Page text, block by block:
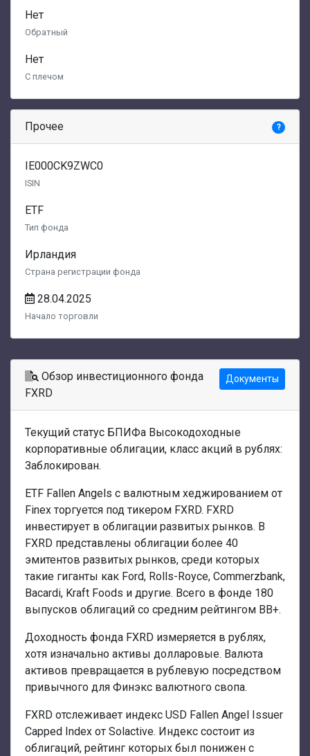
Нет
Обратный
Нет
С плечом
Прочее ?
IE000CK9ZWC0
ISIN
ETF
Тип фонда
Ирландия
Страна регистрации фонда
28.04.2025
Начало торговли
Обзор инвестиционного фонда
FXRD
Документы
Текущий статус БПИФа Высокодоходные
корпоративные облигации, класс акций в рублях:
Заблокирован.
ETF Fallen Angels с валютным хеджированием от
Finex торгуется под тикером FXRD. FXRD
инвестирует в облигации развитых рынков. В
FXRD представлены облигации более 40
эмитентов развитых рынков, среди которых
такие гиганты как Ford, Rolls-Royce, Commerzbank,
Bacardi, Kraft Foods и другие. Всего в фонде 180
выпусков облигаций со средним рейтингом BB+.
Доходность фонда FXRD измеряется в рублях,
хотя изначально активы долларовые. Валюта
активов превращается в рублевую посредством
привычного для Финэкс валютного свопа.
FXRD отслеживает индекс USD Fallen Angel Issuer
Capped Index от Solactive. Индекс состоит из
облигаций, рейтинг которых был понижен с